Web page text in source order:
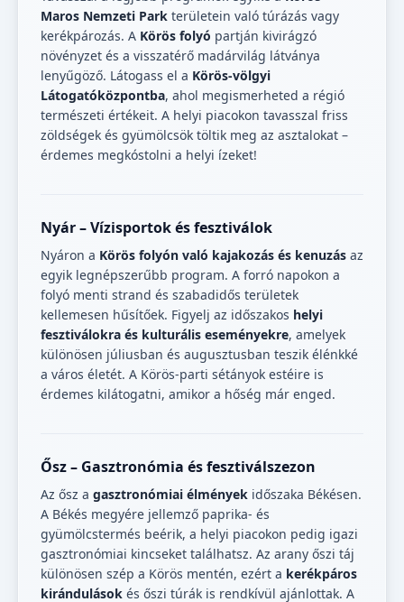
Maros Nemzeti Park területein való túrázás vagy
kerékpározás. A Körös folyó partján kivirágzó
növényzet és a visszatérő madárvilág látványa
lenyűgöző. Látogass el a Körös-völgyi
Látogatóközpontba, ahol megismerheted a régió
természeti értékeit. A helyi piacokon tavasszal friss
zöldségek és gyümölcsök töltik meg az asztalokat –
érdemes megkóstolni a helyi ízeket!
Nyár – Vízisportok és fesztiválok
Nyáron a Körös folyón való kajakozás és kenuzás az
egyik legnépszerűbb program. A forró napokon a
folyó menti strand és szabadidős területek
kellemesen hűsítőek. Figyelj az időszakos helyi
fesztiválokra és kulturális eseményekre, amelyek
különösen júliusban és augusztusban teszik élénkké
a város életét. A Körös-parti sétányok estéire is
érdemes kilátogatni, amikor a hőség már enged.
Ősz – Gasztronómia és fesztiválszezon
Az ősz a gasztronómiai élmények időszaka Békésen.
A Békés megyére jellemző paprika- és
gyümölcstermés beérik, a helyi piacokon pedig igazi
gasztronómiai kincseket találhatsz. Az arany őszi táj
különösen szép a Körös mentén, ezért a kerékpáros
kirándulások és őszi túrák is rendkívül ajánlottak. A